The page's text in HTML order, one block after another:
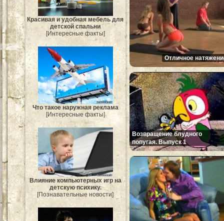
Красивая и удобная мебель для
детской спальни
[Интересные факты]
Что такое наружная реклама
[Интересные факты]
Влияние компьютерных игр на
детскую психику.
[Познавательные новости]
Отличное
Возвращение блудного
попугая. Выпуск 1